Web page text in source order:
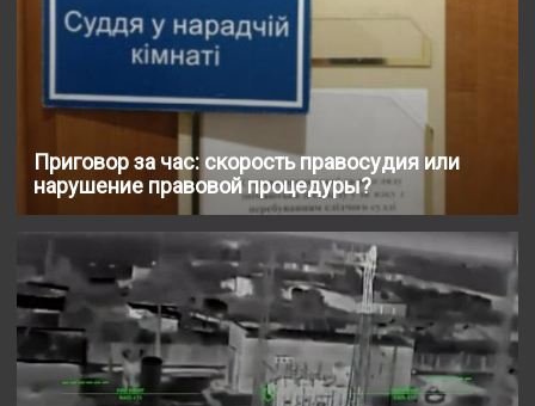
Приговор за час: скорость правосудия или
нарушение правовой процедуры?